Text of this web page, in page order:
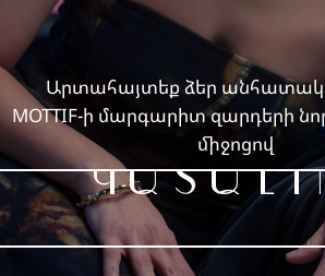
Արտահայտեք ձեր
MOTTIF-ի մարգարիտ զարդերի նոր
միջոցով